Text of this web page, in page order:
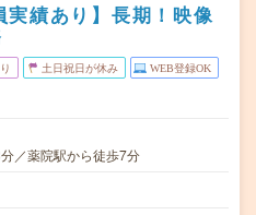
績あり】長期！映像
土日祝日が休み WEB登録OK
／薬院駅から徒歩7分